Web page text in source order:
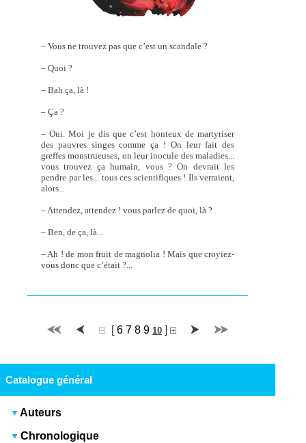
– Vous ne trouvez pas que c’est un scandale ?
– Quoi ?
– Bah ça, là !
– Ça ?
– Oui. Moi je dis que c’est honteux de martyriser
des pauvres singes comme ça ! On leur fait des
greffes monstrueuses, on leur inocule des maladies...
vous trouvez ça humain, vous ? On devrait les
pendre par les... tous ces scientifiques ! Ils verraient,
alors...
– Attendez, attendez ! vous parlez de quoi, là ?
– Ben, de ça, là...
– Ah ! de mon fruit de magnolia ! Mais que croyiez-
vous donc que c’était ?...
[6 7 8 9 10 ]
Catalogue général
Auteurs
Chronologique